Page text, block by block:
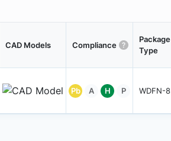
CAD Models Compliance
Package
Type
Pb A H P WDFN-8